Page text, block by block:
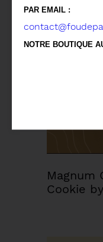
PAR EMAIL :
NOTRE BOUTIQUE
Magnum
Cookie